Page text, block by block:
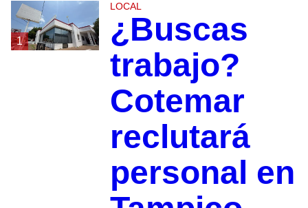
1
LOCAL
¿Buscas
trabajo?
Cotemar
reclutará
personal en